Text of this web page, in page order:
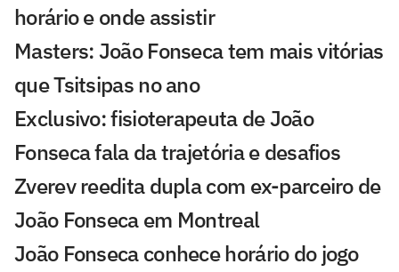
horário e onde assistir
Masters: João Fonseca tem mais vitórias
que Tsitsipas no ano
Exclusivo: fisioterapeuta de João
Fonseca fala da trajetória e desafios
Zverev reedita dupla com ex-parceiro de
João Fonseca em Montreal
João Fonseca conhece horário do jogo